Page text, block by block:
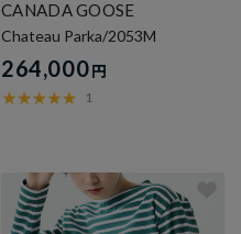
CANADA GOOSE
Chateau Parka/2053M
264,000円
1